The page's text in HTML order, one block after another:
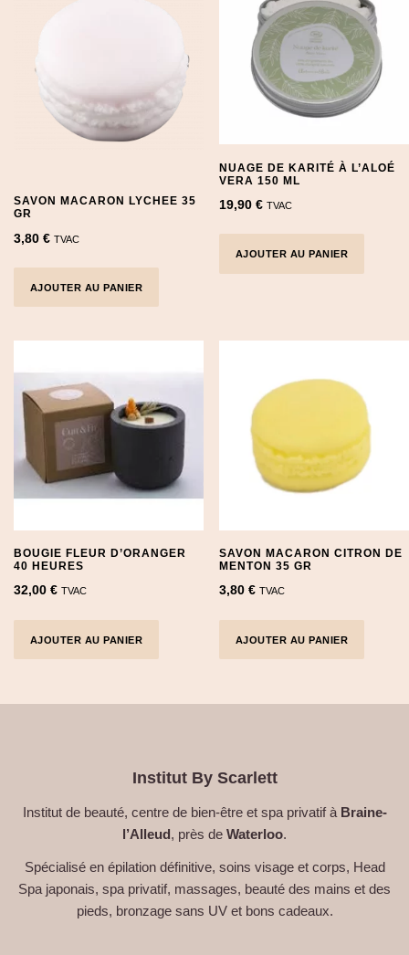
SAVON MACARON LYCHEE 35
GR
3,80 € TVAC
AJOUTER AU PANIER
NUAGE DE KARITÉ À L’ALOÉ
VERA 150 ML
19,90€ TVAC
AJOUTER AU PANIER
BOUGIE FLEUR D’ORANGER
40 HEURES
32,00 € TVAC
AJOUTER AU PANIER
SAVON MACARON CITRON DE
MENTON 35 GR
3,80€ TVAC
AJOUTER AU PANIER
Institut By Scarlett
Institut de beauté, centre de bien-être et spa privatif à Braine-
l’Alleud, près de Waterloo.
Spécialisé en épilation définitive, soins visage et corps, Head
Spa japonais, spa privatif, massages, beauté des mains et des
pieds, bronzage sans UV et bons cadeaux.